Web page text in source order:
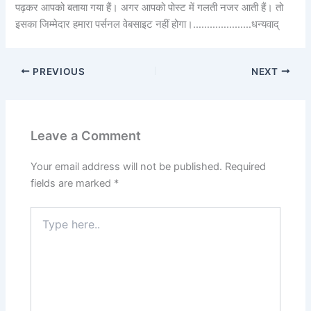
पढ़कर आपको बताया गया हैं। अगर आपको पोस्ट में गलती नजर आती हैं। तो
इसका जिम्मेदार हमारा पर्सनल वेबसाइट नहीं होगा।…………………धन्यवाद्
PREVIOUS NEXT
Leave a Comment
Your email address will not be published. Required
fields are marked *
here..